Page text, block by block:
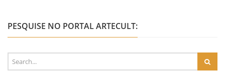
PESQUISE NO PORTAL ARTECULT: